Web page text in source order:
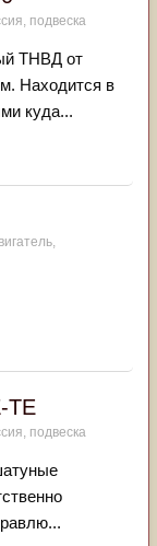
подвеска
ТНВД от
Находится в
куда...
TE
подвеска